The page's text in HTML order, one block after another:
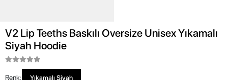
V2 Lip Teeths Baskılı Oversize Unisex Yıkamalı
Siyah Hoodie
Renk: Yıkamalı Siyah